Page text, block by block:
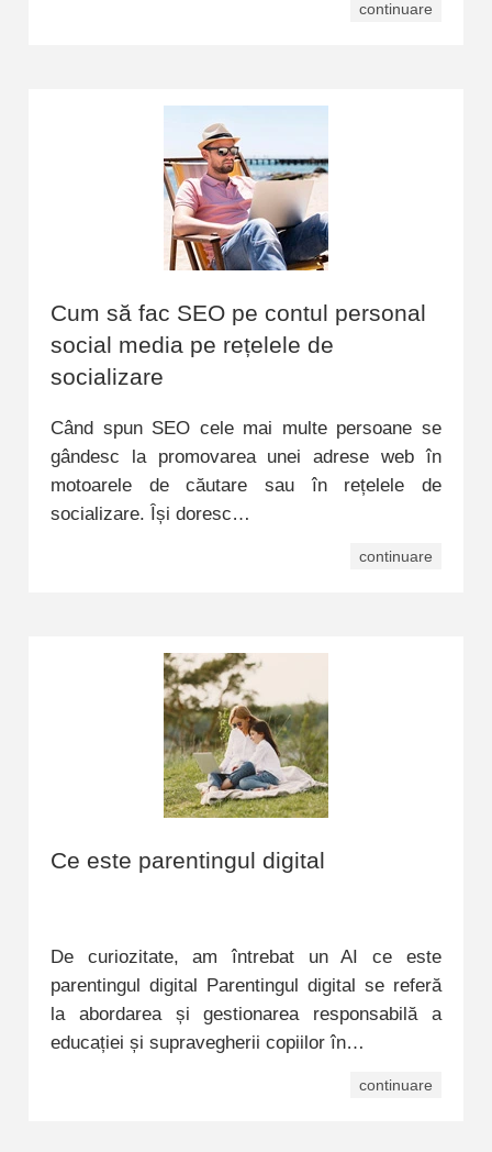
continuare
Cum să fac SEO pe contul personal
social media pe rețelele de
socializare
Când spun SEO cele mai multe persoane se
gândesc la promovarea unei adrese web în
motoarele de căutare sau în rețelele de
socializare. Își doresc…
continuare
Ce este parentingul digital
De curiozitate, am întrebat un AI ce este
parentingul digital Parentingul digital se referă
la abordarea și gestionarea responsabilă a
educației și supravegherii copiilor în…
continuare